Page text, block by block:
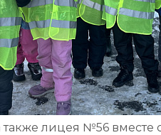
лицея №56 вместе